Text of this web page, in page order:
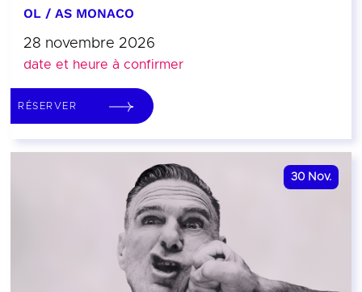
OL / AS MONACO
28 novembre 2026
date et heure à confirmer
RÉSERVER
30 Nov.